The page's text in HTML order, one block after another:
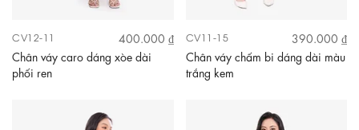
CV12-11
400.000 ₫
Chân váy caro dáng xòe dài
phối ren
CV11-15
390.000 ₫
Chân váy chấm bi dáng dài màu
trắng kem